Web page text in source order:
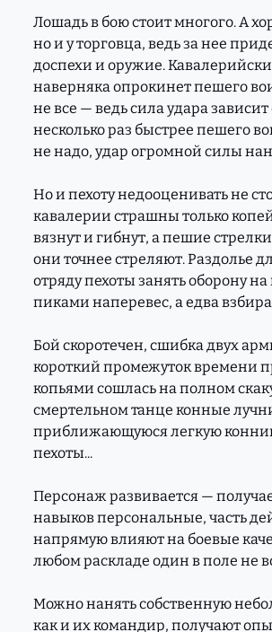
Лошадь в бою стоит многого. А
но и у торговца, ведь за нее
доспехи и оружие.
наверняка опрокинет пешего
не все — ведь сила удара
несколько раз быстрее пешего
не надо, удар огромной силы
Но и пехоту недооценивать не
кавалерии страшны только
вязнут и гибнут, а пешие
они точнее стреляют. Раздолье
отряду пехоты занять оборону
пиками наперевес, а едва
Бой скоротечен, сшибка двух
короткий промежуток времени
копьями сошлась на полном
смертельном танце конные
приближающуюся легкую
пехоты...
Персонаж развивается —
навыков персональные, часть
напрямую влияют на боевые
любом раскладе один в поле не
Можно нанять собственную
как и их командир, получают